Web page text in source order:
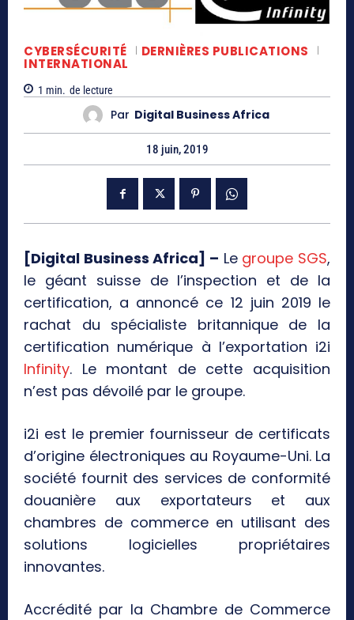
CYBERSÉCURITÉ DERNIÈRES PUBLICATIONS
INTERNATIONAL
1 min. de lecture
Par Digital Business Africa
18 juin, 2019
[Digital Business Africa] – Le groupe SGS,
le géant suisse de l’inspection et de la
certification, a annoncé ce 12 juin 2019 le
rachat du spécialiste britannique de la
certification numérique à l’exportation i2i
Infinity. Le montant de cette acquisition
n’est pas dévoilé par le groupe.
i2i est le premier fournisseur de certificats
d’origine électroniques au Royaume-Uni. La
société fournit des services de conformité
douanière aux exportateurs et aux
chambres de commerce en utilisant des
solutions logicielles propriétaires
innovantes.
Accrédité par la Chambre de Commerce